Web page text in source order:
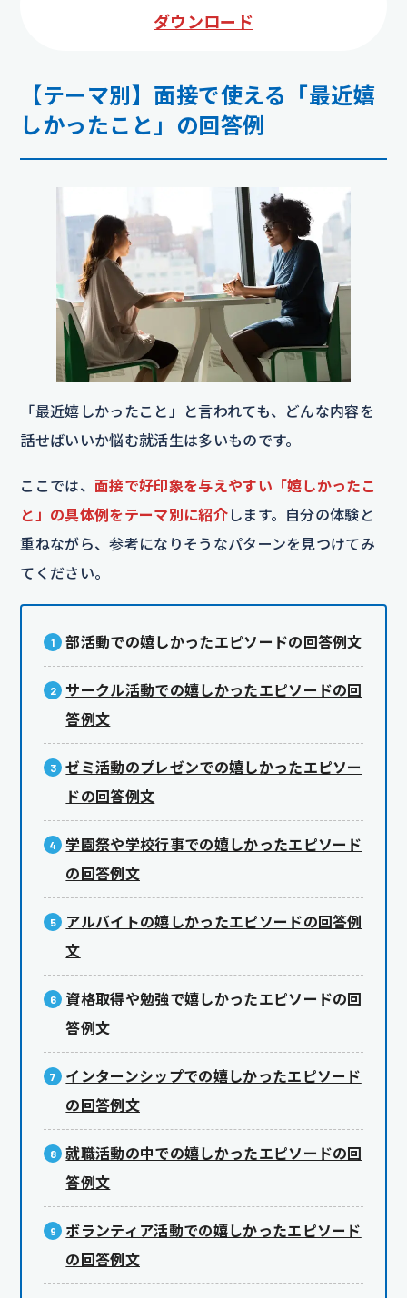
ダウンロード
【テーマ別】面接で使える「最近嬉
しかったこと」の回答例
「最近嬉しかったこと」と言われても、どんな内容を
話せばいいか悩む就活生は多いものです。
ここでは、 面接で好印象を与えやすい「嬉しかったこ
と」の具体例をテーマ別に紹介します。自分の体験と
重ねながら、参考になりそうなパターンを見つけてみ
てください。
部活動での嬉しかったエピソードの回答例文
サークル活動での嬉しかったエピソードの回
答例文
ゼミ活動のプレゼンでの嬉しかったエピソー
ドの回答例文
学園祭や学校行事での嬉しかったエピソード
の回答例文
アルバイトの嬉しかったエピソードの回答例
文
資格取得や勉強で嬉しかったエピソードの回
答例文
インターンシップでの嬉しかったエピソード
の回答例文
就職活動の中での嬉しかったエピソードの回
答例文
ボランティア活動での嬉しかったエピソード
の回答例文